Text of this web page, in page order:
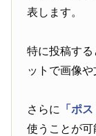
表します。
特に投稿す
ットで画像や
さらに 「ポス
使うことが可